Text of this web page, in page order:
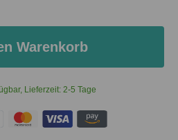
Lieferzeit: 2-5 Tage
Warenkorb